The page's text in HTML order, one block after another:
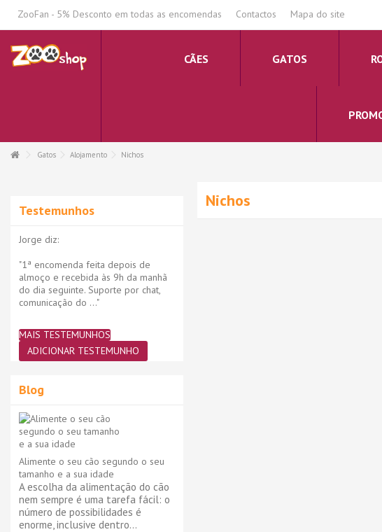
ZooFan - 5% Desconto em todas as encomendas Contactos Mapa do site
CÃES GATOS
Gatos Alojamento Nichos
Nichos
Testemunhos
Jorge diz:
"1ª encomenda feita depois de
almoço e recebida às 9h da manhã
do dia seguinte. Suporte por chat,
comunicação do ..."
MAIS TESTEMUNHOS
ADICIONAR TESTEMUNHO
Blog
Alimente o seu cão segundo o seu
tamanho e a sua idade
A escolha da alimentação do cão
nem sempre é uma tarefa fácil: o
número de possibilidades é
enorme, inclusive dentro...